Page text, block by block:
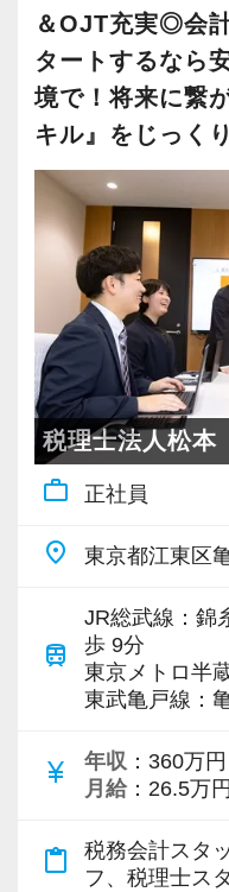
＆OJT充実◎会
タートするなら
境で！将来に繋
キル』をじっく
税理士法人松本
work_outline 正社員
place 東京都江東区
train
JR総武線：錦
歩 9分
東京メトロ半
東武亀戸線：
currency_yen 年収 ：360万
月給 ：26.5万
content_paste
税務会計スタ
フ、税理士ス